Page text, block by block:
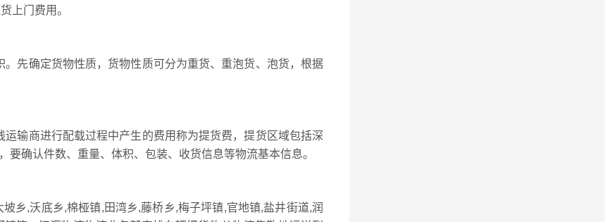
上门费用。
先确定货物性质，货物性质可分为重货、重泡货、泡货，根据
输商进行配载过程中产生的费用称为提货费，提货区域包括深
确认件数、重量、体积、包装、收货信息等物流基本信息。
乡,沃底乡,棉桠镇,田湾乡,藤桥乡,梅子坪镇,官地镇,盐井街道,润